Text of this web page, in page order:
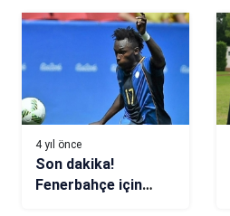
4 yıl önce
Son dakika!
Fenerbahçe için